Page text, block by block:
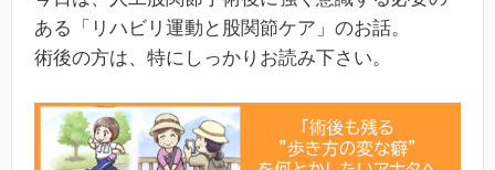
ある「リハビリ運動と股関節ケア」のお話。
術後の方は、特にしっかりお読み下さい。